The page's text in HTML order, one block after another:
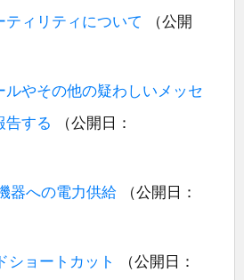
ティリティについて
（公開
ルやその他の疑わしいメッセ
告する
（公開日：
器への電力供給
（公開日：
ショートカット
（公開日：